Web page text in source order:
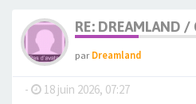
RE: DREAMLAND
parDreamland
- 18 juin 2026, 07:27